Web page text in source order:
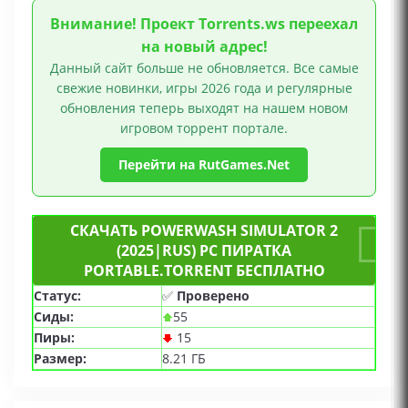
Внимание! Проект Torrents.ws переехал
на новый адрес!
Данный сайт больше не обновляется. Все самые
свежие новинки, игры 2026 года и регулярные
обновления теперь выходят на нашем новом
игровом торрент портале.
Перейти на RutGames.Net
СКАЧАТЬ POWERWASH SIMULATOR 2
(2025|RUS) PC ПИРАТКА
PORTABLE.TORRENT БЕСПЛАТНО
Статус: ✅ Проверено
Сиды:
55
Пиры:
15
Размер:
8.21 ГБ